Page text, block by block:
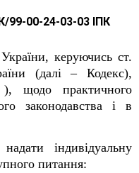
99-00-24-03-03 ІПК
керуючись ст.
(далі – Кодекс),
щодо практичного
законодавства і в
індивідуальну
питання: